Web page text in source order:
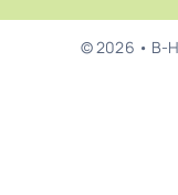
© 2026 • B-